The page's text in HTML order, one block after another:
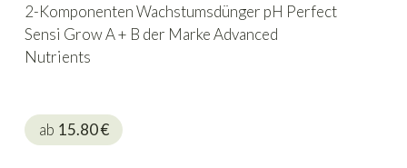
2-Komponenten Wachstumsdünger pH Perfect
Sensi Grow A + B der Marke Advanced
Nutrients
ab 15.80€